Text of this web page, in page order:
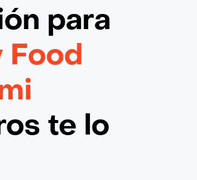
para
Food
te lo